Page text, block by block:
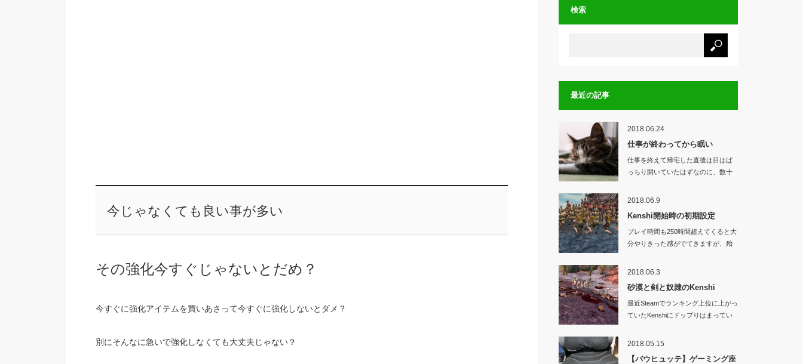
今じゃなくても良い事が多い
その強化今すぐじゃないとだめ？
今すぐに強化アイテムを買いあさって今すぐに強化しないとダメ？
別にそんなに急いで強化しなくても大丈夫じゃない？
検索
最近の記事
2018.06.24
仕事が終わってから眠い
仕事を終えて帰宅した直後は目はぱ
っちり開いていたはずなのに、数十
2018.06.9
Kenshi開始時の初期設定
プレイ時間も250時間超えてくると大
分やりきった感がでてきますが、殆
2018.06.3
砂漠と剣と奴隷のKenshi
最近Steamでランキング上位に上がっ
ていたKenshiにドップりはまってい
2018.05.15
【バウヒュッテ】ゲーミング座